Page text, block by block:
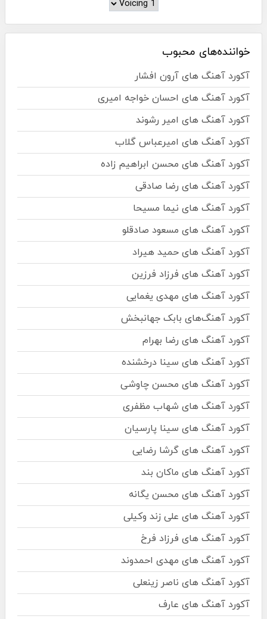
خواننده‌های محبوب
آکورد آهنگ های آرون افشار
آکورد آهنگ های احسان خواجه امیری
آکورد آهنگ های امیر رشوند
آکورد آهنگ های امیرعباس گلاب
آکورد آهنگ های محسن ابراهیم زاده
آکورد آهنگ های رضا صادقی
آکورد آهنگ های نیما مسیحا
آکورد آهنگ های مسعود صادقلو
آکورد آهنگ های حمید هیراد
آکورد آهنگ های فرزاد فرزین
آکورد آهنگ های مهدی یغمایی
آکورد آهنگ‌های بابک جهانبخش
آکورد آهنگ های رضا بهرام
آکورد آهنگ های سینا درخشنده
آکورد آهنگ های محسن چاوشی
آکورد آهنگ های شهاب مظفری
آکورد آهنگ های سینا پارسیان
آکورد آهنگ های گرشا رضایی
آکورد آهنگ های ماکان بند
آکورد آهنگ های محسن یگانه
آکورد آهنگ های علی زند وکیلی
آکورد آهنگ های فرزاد فرخ
آکورد آهنگ های مهدی احمدوند
آکورد آهنگ های ناصر زینعلی
آکورد آهنگ های عارف